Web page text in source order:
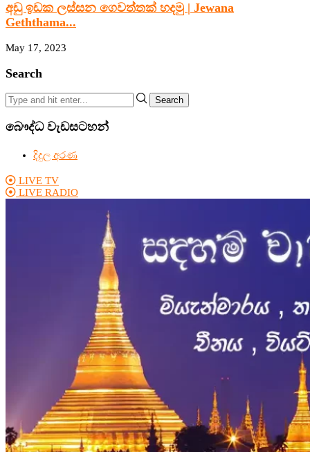
අඩු ඉඩක ලස්සන ගෙවත්තක් හදමු | Jewana
Geththama...
May 17, 2023
Search
Search
බෞද්ධ වැඩසටහන්
දිදුල අරණ
LIVE TV
LIVE RADIO